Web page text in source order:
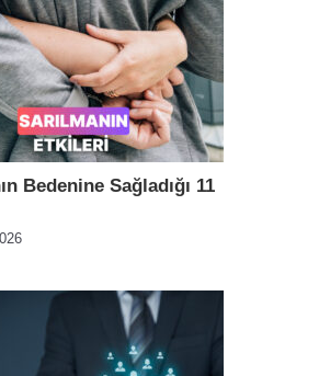
Bedenine Sağladığı 11